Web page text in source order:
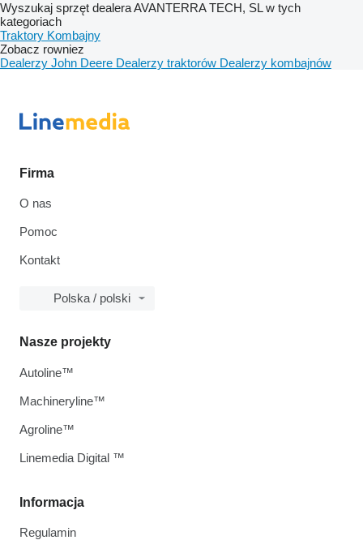
Wyszukaj sprzęt dealera AVANTERRA TECH, SL w tych
kategoriach
Traktory Kombajny
Zobacz rowniez
Dealerzy John Deere Dealerzy traktorów Dealerzy kombajnów
Firma
O nas
Pomoc
Kontakt
Polska / polski
Informacja
Regulamin
Nasze projekty
Autoline™
Machineryline™
Agroline™
Linemedia Digital ™